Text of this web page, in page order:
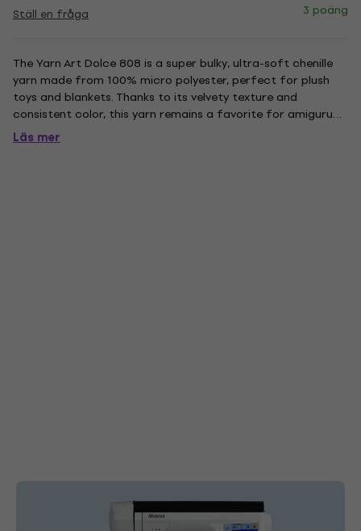
Ställ en fråga 3 poäng
The Yarn Art Dolce 808 is a super bulky, ultra-soft chenille
yarn made from 100% micro polyester, perfect for plush
toys and blankets. Thanks to its velvety texture and
consistent color, this yarn remains a favorite for amigurumi
and home accessories. Soft, plush results make it ideal for
cozy accessories and toys. Micro polyester ensures easy...
Läs mer